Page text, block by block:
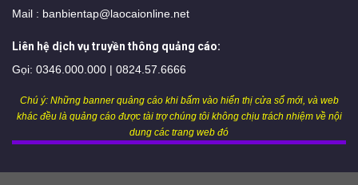
Mail : banbientap@laocaionline.net
Liên hệ dịch vụ truyền thông quảng cáo:
Gọi: 0346.000.000 | 0824.57.6666
Chú ý: Những banner quảng cáo khi bấm vào hiển thị cửa sổ mới, và web
khác đều là quảng cáo được tài trợ chúng tôi không chịu trách nhiệm về nội
dung các trang web đó